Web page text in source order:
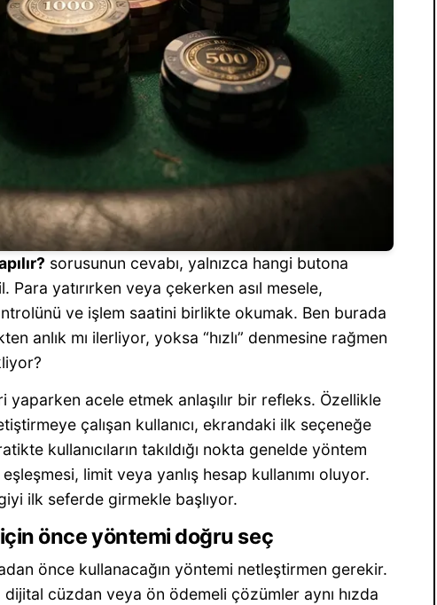
sorusunun cevabı, yalnızca hangi butona
Para yatırırken veya çekerken asıl mesele,
ve işlem saatini birlikte okumak. Ben burada
anlık mı ilerliyor, yoksa “hızlı” denmesine rağmen
yaparken acele etmek anlaşılır bir refleks. Özellikle
çalışan kullanıcı, ekrandaki ilk seçeneğe
kullanıcıların takıldığı nokta genelde yöntem
limit veya yanlış hesap kullanımı oluyor.
ilk seferde girmekle başlıyor.
önce yöntemi doğru seç
önce kullanacağın yöntemi netleştirmen gerekir.
cüzdan veya ön ödemeli çözümler aynı hızda